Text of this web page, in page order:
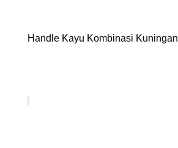
Handle Kayu Kombinasi Kuningan